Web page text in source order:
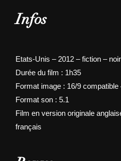
Infos
Etats-Unis – 2012 – fiction –
Durée du film : 1h35
Format image : 16/9 compatible
Format son : 5.1
Film en version originale
français